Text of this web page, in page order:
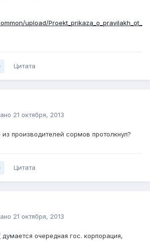
upload/Proekt_prikaza_o_pravilakh_ot_
Цитата
21 октября, 2013
из производителей сормов протолкнул?
Цитата
21 октября, 2013
думается очередная гос. корпорация,